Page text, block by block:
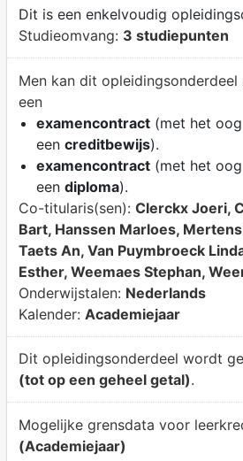
Dit is een enkelvoudig
Studieomvang: 3 studiepunten
Men kan dit opleidingsonderdeel
een
examencontract(met het oog
een creditbewijs).
examencontract(met het oog
een diploma).
Co-titularis(sen): Clerckx Joeri,
Bart, Hanssen Marloes,
Taets An, Van Puymbroeck
Esther, Weemaes Stephan,
Onderwijstalen: Nederlands
Kalender: Academiejaar
Dit opleidingsonderdeel wordt
(tot op een geheel getal).
Mogelijke grensdata voor
(Academiejaar)